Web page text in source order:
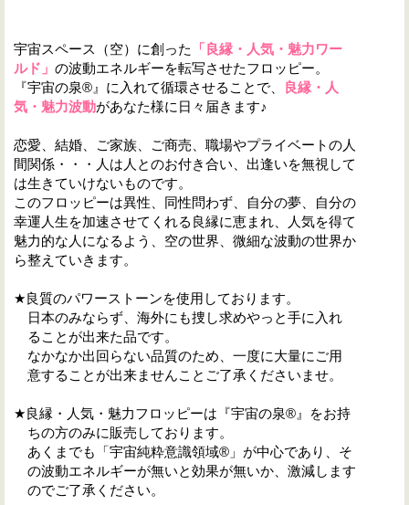
宇宙スペース（空）に創った
「良縁・人気・魅力ワー
ルド」 の波動エネルギーを転写させたフロッピー。
『宇宙の泉®』に入れて循環させることで、
良縁・人
気・ 魅力波動があなた様に日々届きます♪
恋愛、結婚、ご家族、ご商売、職場やプライベートの人
間関係・・・人は人とのお付き合い、出逢いを無視して
は生きていけないものです。
このフロッピーは異性、同性問わず、自分の夢、自分の
幸運人生を加速させてくれる良縁に恵まれ、人気を得て
魅力的な人になるよう、空の世界、微細な波動の世界か
ら整えていきます。
★良質のパワーストーンを使用しております。
日本のみならず、海外にも捜し求めやっと手に入れ
ることが出来た品です。
なかなか出回らない品質のため、一度に大量にご用
意することが出来ませんことご了承くださいませ。
★良縁・人気・魅力フロッピーは『宇宙の泉®』をお持
ちの方のみに販売しております。
あくまでも「宇宙純粋意識領域®」が中心であり、そ
の波動エネルギーが無いと効果が無いか、激減します
のでご了承ください。